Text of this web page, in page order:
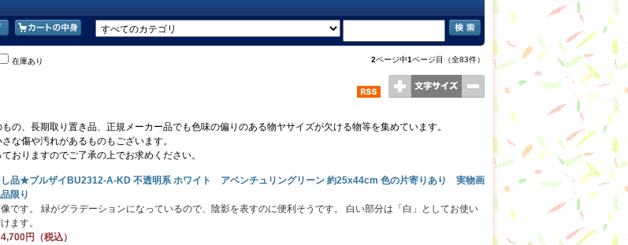
在庫あり 2ページ中1ページ目（全83件）
の、長期取り置き品、正規メーカー品でも色味の偏りのある物ヤサイズが欠ける物等を集めています。
な傷や汚れがあるものもございます。
おりますのでご了承の上でお求めください。
品★ブルザイBU2312-A-KD 不透明系 ホワイト アベンチュリングリーン 約25x44cm 色の片寄りあり 実物画
限り
です。 緑がグラデーションになっているので、陰影を表すのに便利そうです。 白い部分は「白」としてお使い
ます。
4,700円（税込）